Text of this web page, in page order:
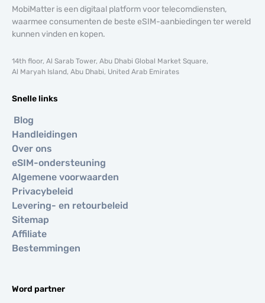
MobiMatter is een digitaal platform voor telecomdiensten,
waarmee consumenten de beste eSIM-aanbiedingen ter wereld
kunnen vinden en kopen.
14th floor, Al Sarab Tower, Abu Dhabi Global Market Square,
Al Maryah Island, Abu Dhabi, United Arab Emirates
Snelle links
Blog
Handleidingen
Over ons
eSIM-ondersteuning
Algemene voorwaarden
Privacybeleid
Levering- en retourbeleid
Sitemap
Affiliate
Bestemmingen
Word partner